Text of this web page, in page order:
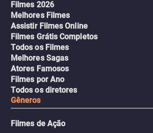
Filmes 2026
Melhores Filmes
Assistir Filmes Online
Filmes Grátis Completos
Todos os Filmes
Melhores Sagas
Atores Famosos
Filmes por Ano
Todos os diretores
Gêneros
Filmes de Ação